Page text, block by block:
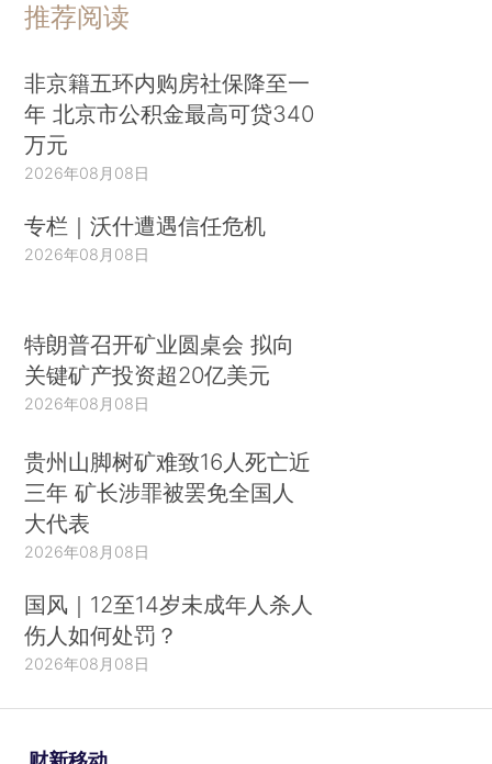
推荐阅读
非京籍五环内购房社保降至一
年 北京市公积金最高可贷340
万元
2026年08月08日
专栏｜沃什遭遇信任危机
2026年08月08日
特朗普召开矿业圆桌会 拟向
关键矿产投资超20亿美元
2026年08月08日
贵州山脚树矿难致16人死亡近
三年 矿长涉罪被罢免全国人
大代表
2026年08月08日
国风｜12至14岁未成年人杀人
伤人如何处罚？
2026年08月08日